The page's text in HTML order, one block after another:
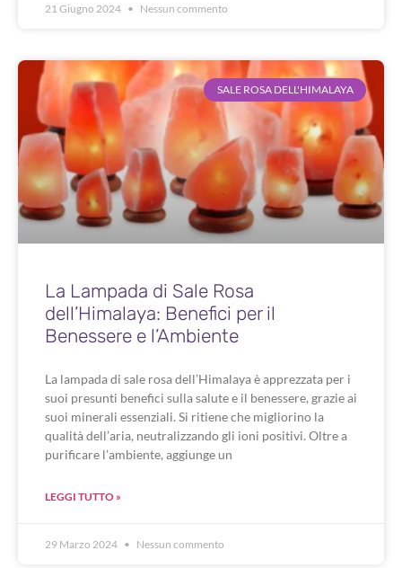
21 Giugno 2024 Nessun commento
SALE ROSA DELL'HIMALAYA
La Lampada di Sale Rosa
dell’Himalaya: Benefici per il
Benessere e l’Ambiente
La lampada di sale rosa dell’Himalaya è apprezzata per i
suoi presunti benefici sulla salute e il benessere, grazie ai
suoi minerali essenziali. Si ritiene che migliorino la
qualità dell’aria, neutralizzando gli ioni positivi. Oltre a
purificare l’ambiente, aggiunge un
LEGGI TUTTO »
29 Marzo 2024 Nessun commento